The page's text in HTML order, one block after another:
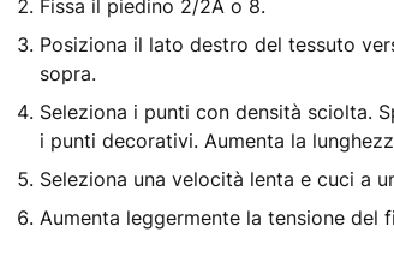
Fissa il piedino 2/2A o 8.
Posiziona il lato destro del tessuto
sopra.
Seleziona i punti con densità sciolta.
i punti decorativi. Aumenta la
Seleziona una velocità lenta e cuci a
Aumenta leggermente la tensione del